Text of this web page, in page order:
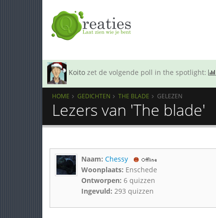
Koito zet de volgende poll in the spotlight:
HOME GEDICHTEN THE BLADE GELEZEN
Lezers van 'The blade'
Naam: Chessy
Woonplaats: Enschede
Ontworpen: 6 quizzen
Ingevuld: 293 quizzen